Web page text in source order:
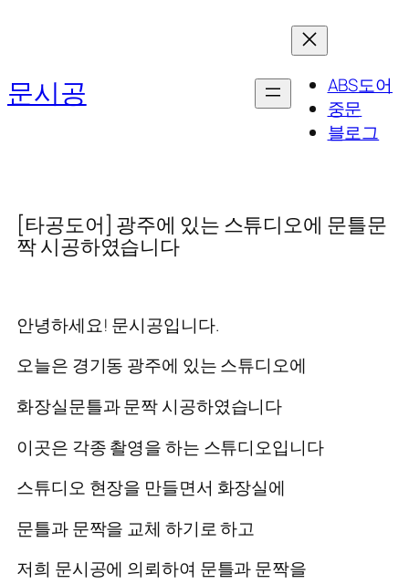
로
바
문시공
ABS도어
중문
블로그
[타공도어] 광주에 있는 스튜디오에 문틀문
짝 시공하였습니다
안녕하세요! 문시공입니다.
오늘은 경기동 광주에 있는 스튜디오에
화장실문틀과 문짝 시공하였습니다
이곳은 각종 촬영을 하는 스튜디오입니다
스튜디오 현장을 만들면서 화장실에
문틀과 문짝을 교체 하기로 하고
저희 문시공에 의뢰하여 문틀과 문짝을